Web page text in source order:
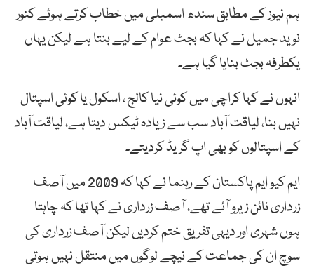
ہم نیوز کے مطابق سندھ اسمبلی میں خطاب کرتے ہوئے کنور
نوید جمیل نے کہا کہ بجٹ عوام کے لیے بنتا ہے لیکن یہاں
یکطرفہ بجٹ بنایا گیا ہے۔
انہوں نے کہا کراچی میں کوئی نیا کالج ، اسکول یا کوئی اسپتال
نہیں بنا، لیاقت آباد سب سے زیادہ ٹیکس دیتا ہے، لیاقت آباد
کے اسپتالوں کو بھی اپ گریڈ کردیتے۔
ایم کیو ایم پاکستان کے رہنما نے کہا کہ 2009 میں آصف
زرداری نائن زیرو آئے تھے، آصف زرداری نے کہا تھا کہ چاہتا
ہوں شہری اور دیہی تفریق ختم کردیں لیکن آصف زرداری کی
سوچ ان کی جماعت کے نیچے لوگوں میں منتقل نہیں ہوتی